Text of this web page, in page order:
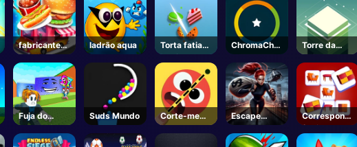
fabricante
de alimentos
de rua
ladrão aqua
Torta fatia
Nonja
ChromaChall
enge
Torre da
Caixa
Fuja do
Tsunami
para
Suds Mundo
Corte-me
fora
Escape
saltador
piso
Correspond
ência de
memória